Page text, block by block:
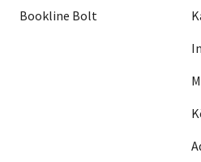
Bookline Bolt